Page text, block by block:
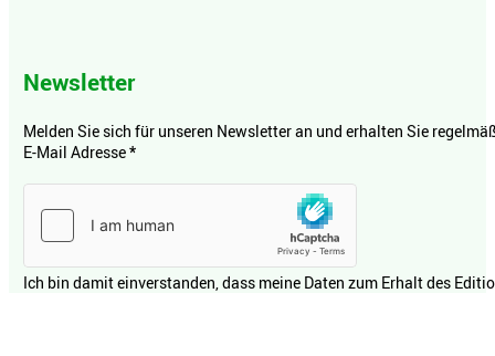
Newsletter
Melden Sie sich für unseren Newsletter an und erhalten Sie
E-Mail Adresse*
Ich bin damit einverstanden, dass meine Daten zum Erhalt des